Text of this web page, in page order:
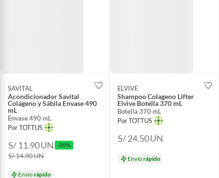
SAVITAL
Acondicionador Savital
Colágeno y Sábila Envase 490
mL
Envase 490 mL
Por TOTTUS
S/ 11.90UN -20%
S/ 14.90UN
Envíorápido
ELVIVE
Shampoo Colageno Lifter
Elvive Botella 370 mL
Botella 370 mL
Por TOTTUS
S/ 24.50UN
Envíorápido